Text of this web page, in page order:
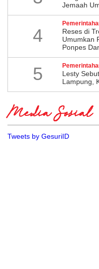
Jemaah
4
​Reses di
Umumkan
Ponpes
5
Lesty
Lampung,
Media Sosial
Tweets by GesuriID